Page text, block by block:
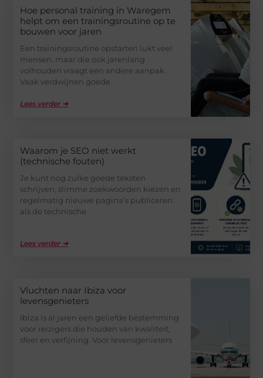
Hoe personal training in Waregem
helpt om een trainingsroutine op te
bouwen voor jaren
Een trainingsroutine opstarten lukt veel
mensen, maar die ook jarenlang
volhouden vraagt een andere aanpak.
Vaak verdwijnen goede
Lees verder ➜
Waarom je SEO niet werkt
(technische fouten)
Je kunt nog zulke goede teksten
schrijven, slimme zoekwoorden kiezen en
regelmatig nieuwe pagina’s publiceren:
als de technische
Lees verder ➜
Vluchten naar Ibiza voor
levensgenieters
Ibiza is al jaren een geliefde bestemming
voor reizigers die houden van kwaliteit,
sfeer en verfijning. Voor levensgenieters